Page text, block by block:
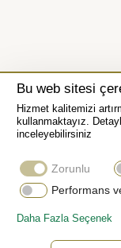
Bu web sitesi
Hizmet kalitemizi
kullanmaktayız.
inceleyebilirsiniz
Zorunlu
Performans
Daha Fazla Seçenek